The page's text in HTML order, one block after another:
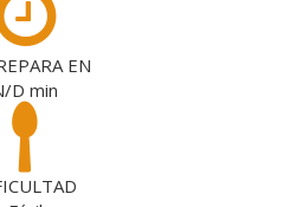
EN
D min